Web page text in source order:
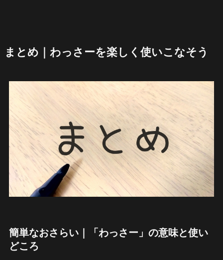
まとめ｜わっさーを楽しく使いこなそう
簡単なおさらい｜「わっさー」の意味と使い
どころ